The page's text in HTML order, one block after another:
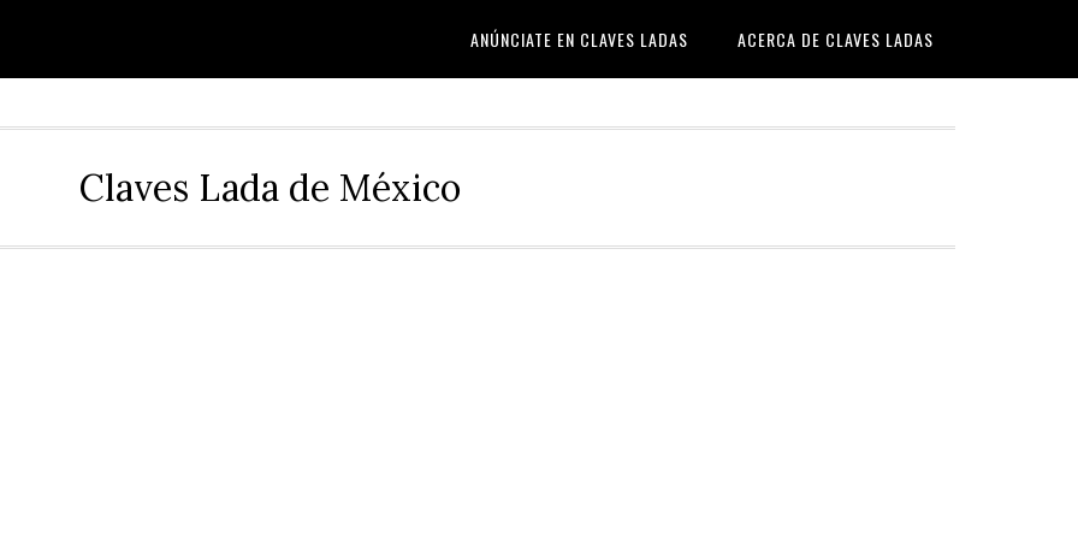
ANÚNCIATE EN CLAVES LADAS ACERCA DE CLAVES LADAS
Claves Lada de México